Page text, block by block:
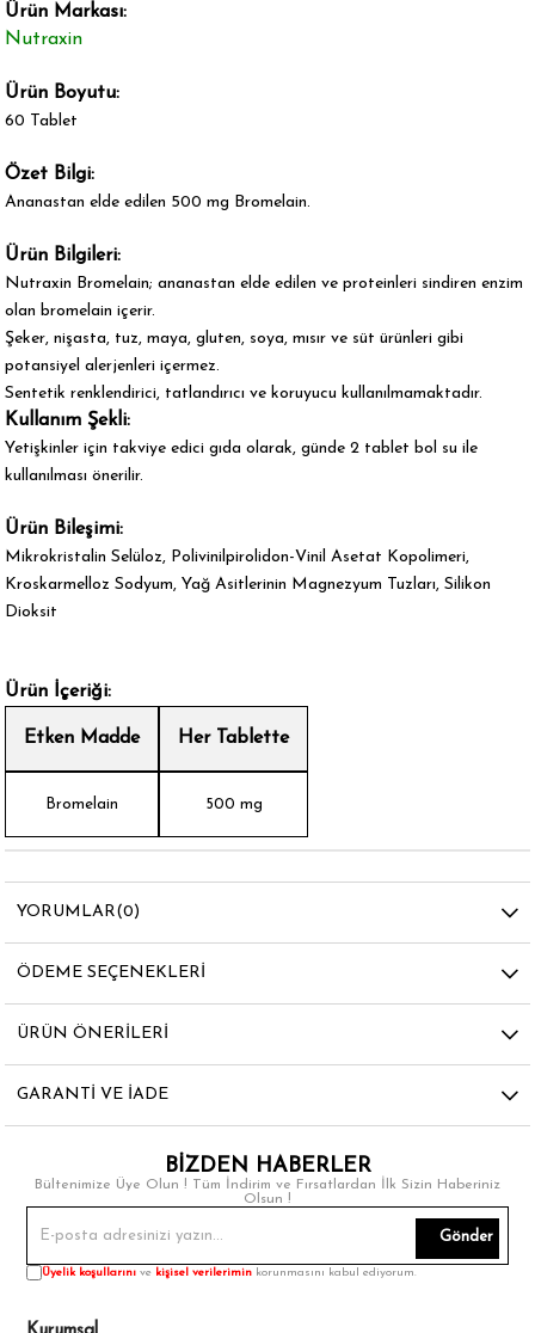
Ürün Markası:
Nutraxin
Ürün Boyutu:
60 Tablet
Özet Bilgi:
Ananastan elde edilen 500 mg Bromelain.
Ürün Bilgileri:
Nutraxin Bromelain; ananastan elde edilen ve proteinleri sindiren enzim
olan bromelain içerir.
Şeker, nişasta, tuz, maya, gluten, soya, mısır ve süt ürünleri gibi
potansiyel alerjenleri içermez.
Sentetik renklendirici, tatlandırıcı ve koruyucu kullanılmamaktadır.
Kullanım Şekli:
Yetişkinler için takviye edici gıda olarak, günde 2 tablet bol su ile
kullanılması önerilir.
Ürün Bileşimi:
Mikrokristalin Selüloz, Polivinilpirolidon-Vinil Asetat Kopolimeri,
Kroskarmelloz Sodyum, Yağ Asitlerinin Magnezyum Tuzları, Silikon
Dioksit
Ürün İçeriği:
Etken Madde Her Tablette
Bromelain 500 mg
YORUMLAR(0)
ÖDEME SEÇENEKLERI
ÜRÜN ÖNERILERI
GARANTI VE İADE
BİZDEN HABERLER
Bültenimize Üye Olun ! Tüm İndirim ve Fırsatlardan İlk Sizin Haberiniz
Olsun !
Gönder
Üyelik koşullarını ve kişisel verilerimin korunmasını kabul ediyorum.